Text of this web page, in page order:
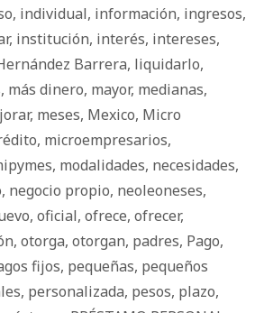
, individual, información, ingresos,
, institución, interés, intereses,
Barrera, liquidarlo,
, más dinero, mayor, medianas,
, meses, Mexico, Micro
, microempresarios,
, modalidades, necesidades,
, negocio propio, neoleoneses,
, oficial, ofrece, ofrecer,
, otorga, otorgan, padres, Pago,
fijos, pequeñas, pequeños
, personalizada, pesos, plazo,